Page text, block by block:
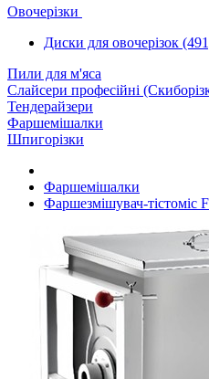
Овочерізки
Диски для овочерізок
Пили для м'яса
Слайсери професійні
Тендерайзери
Фаршемішалки
Шпигорізки
Фаршемішалки
Фаршезмішувач-